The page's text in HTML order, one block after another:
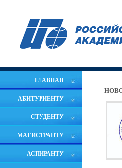
ГЛАВНАЯ
АБИТУРИЕНТУ
СТУДЕНТУ
МАГИСТРАНТУ
АСПИРАНТУ